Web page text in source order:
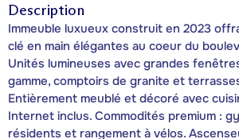
Description
Immeuble luxueux construit en 2023
clé en main élégantes au coeur du
Unités lumineuses avec grandes
gamme, comptoirs de granite et
Entièrement meublé et décoré avec
Internet inclus. Commodités premium :
résidents et rangement à vélos.